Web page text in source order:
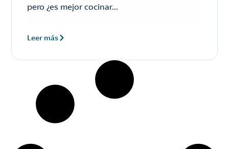
pero ¿es mejor cocinar...
Leer más